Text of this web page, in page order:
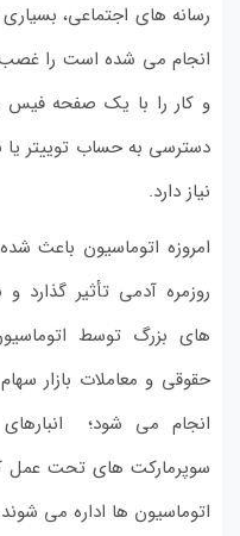
رسانه های اجتماعی،
انجام می شده است را
و کار را با یک صفحه فیس
دسترسی به حساب توییتر
نیاز دارد.
امروزه اتوماسیون باعث
روزمره آدمی تأثیر گذارد
های بزرگ توسط
حقوقی و معاملات بازار
انجام می شود؛
سوپرمارکت های تحت عمل
اتوماسیون ها اداره می